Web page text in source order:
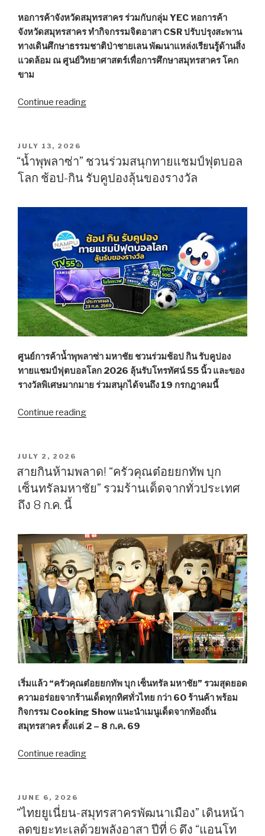
69”
หอการค้าจังหวัดสมุทรสาคร ร่วมกับกลุ่ม YEC หอการค้า
จังหวัดสมุทรสาคร ทำกิจกรรมจิตอาสา CSR ปรับปรุงสะพาน
ทางเดินศึกษาธรรมชาติป่าชายเลน พัฒนาแหล่งเรียนรู้ด้านสิ่ง
แวดล้อม ณ ศูนย์วิทยาศาสตร์เพื่อการศึกษาสมุทรสาคร โคก
ขาม
Continue reading
CSR
ร่วม
ปรับปรุง
เดิน
พัฒนา
แหล่ง
เรียน
รู้
“ศูนย์
วิ
ทยา
โคก
ขาม”
POSTED
ON
JULY 13, 2026
“น้ำพุพลาซ่า” ชวนร่วมสนุกทายแชมป์ฟุตบอล
โลก ช้อป-กิน รับคูปองลุ้นของรางวัล
ศูนย์การค้าน้ำพุพลาซ่า มหาชัย ชวนร่วมช้อป กิน รับคูปอง
ทายแชมป์ฟุตบอลโลก 2026 ลุ้นรับโทรทัศน์ 55 นิ้ว และของ
รางวัลพิเศษมากมาย ร่วมสนุกได้จนถึง 19 กรกฎาคมนี้
Continue reading
สนุก
ทาย
ช้อป-
กิน
รับ
คูปอง
ลุ้น
ของ
รางวัล”
POSTED
ON
JULY 2, 2026
สายกินห้ามพลาด! “ครัวคุณต๋อยยกทัพ บุก
เซ็นทรัลมหาชัย” รวมร้านเด็ดจากทั่วประเทศ
ถึง 8 ก.ค. นี้
เริ่มแล้ว “ครัวคุณต๋อยยกทัพ บุก เซ็นทรัล มหาชัย” รวมสุดยอด
ความอร่อยจากร้านเด็ดทุกทิศทั่วไทย กว่า 60 ร้านค้า พร้อม
กิจกรรม Cooking Show แนะนำเมนูเด็ดจากท้องถิ่น
สมุทรสาคร ตั้งแต่ 2 – 8 ก.ค. 69
Continue reading
“ครัว
คุณ
POSTED
ON
JUNE 6, 2026
“ไทยยูเนี่ยน-สมุทรสาครพัฒนาเมือง” เดินหน้า
ลดขยะทะเลด้วยพลังอาสา ปีที่ 6 ดึง “แอนโท